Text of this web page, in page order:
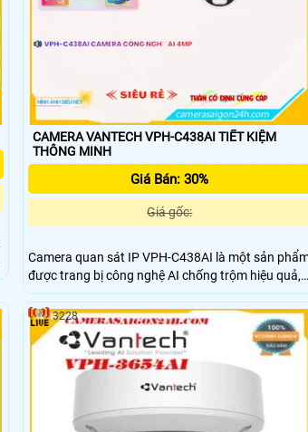
CAMERA VANTECH VPH-C438AI TIẾT KIỆM
THÔNG MINH
Giá Bán: 30%
Giá gốc:
Camera quan sát IP VPH-C438AI là một sản
được trang bị công nghệ AI chống trộm hiệu quả,
đem lại khả năng quan sát tốt nhất cho người
dùng. Với khả năng cân bằng ánh sáng BLC,
camera này có thể lắp đặt trong nhà một cách tốt
hơn, mang lại hình ảnh chất lượng cao. sản phẩm
cũng hỗ trợ các định dạng nén H.265+/H
3228